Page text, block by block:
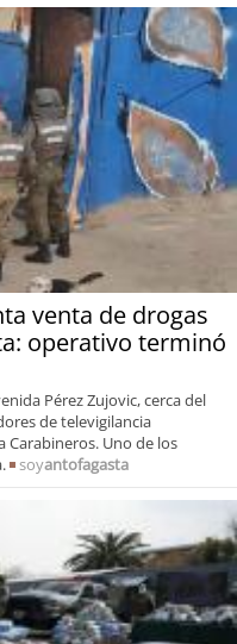
venta de drogas
operativo terminó
Pérez Zujovic, cerca del
de televigilancia
Uno de los
soyantofagasta